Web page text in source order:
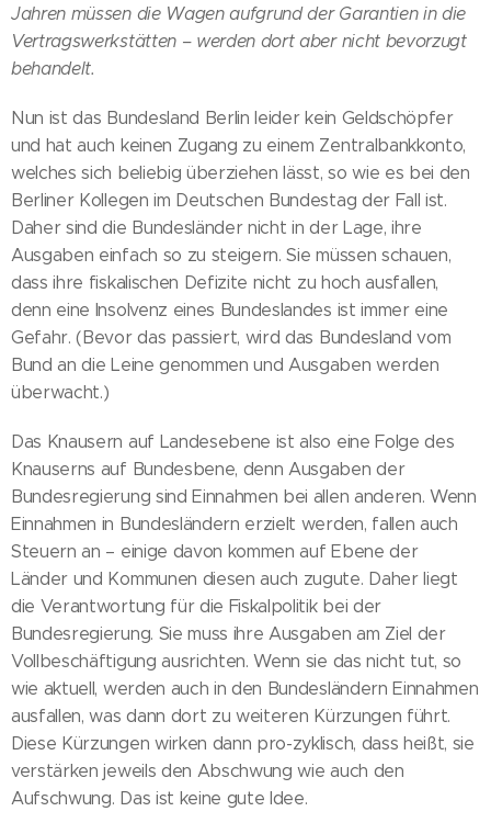
Jahren müssen die Wagen aufgrund der Garantien in die
Vertragswerkstätten – werden dort aber nicht bevorzugt
behandelt.
Nun ist das Bundesland Berlin leider kein Geldschöpfer
und hat auch keinen Zugang zu einem Zentralbankkonto,
welches sich beliebig überziehen lässt, so wie es bei den
Berliner Kollegen im Deutschen Bundestag der Fall ist.
Daher sind die Bundesländer nicht in der Lage, ihre
Ausgaben einfach so zu steigern. Sie müssen schauen,
dass ihre fiskalischen Defizite nicht zu hoch ausfallen,
denn eine Insolvenz eines Bundeslandes ist immer eine
Gefahr. (Bevor das passiert, wird das Bundesland vom
Bund an die Leine genommen und Ausgaben werden
überwacht.)
Das Knausern auf Landesebene ist also eine Folge des
Knauserns auf Bundesbene, denn Ausgaben der
Bundesregierung sind Einnahmen bei allen anderen. Wenn
Einnahmen in Bundesländern erzielt werden, fallen auch
Steuern an – einige davon kommen auf Ebene der
Länder und Kommunen diesen auch zugute. Daher liegt
die Verantwortung für die Fiskalpolitik bei der
Bundesregierung. Sie muss ihre Ausgaben am Ziel der
Vollbeschäftigung ausrichten. Wenn sie das nicht tut, so
wie aktuell, werden auch in den Bundesländern Einnahmen
ausfallen, was dann dort zu weiteren Kürzungen führt.
Diese Kürzungen wirken dann pro-zyklisch, dass heißt, sie
verstärken jeweils den Abschwung wie auch den
Aufschwung. Das ist keine gute Idee.